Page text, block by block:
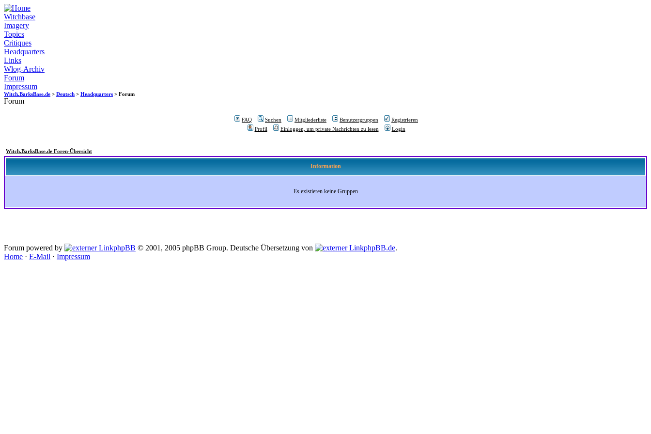
Witchbase
Imagery
Topics
Critiques
Headquarters
Links
Wlog-Archiv
Forum
Impressum
Witch.BarksBase.de > Deutsch > Headquarters > Forum
Forum
FAQ Suchen Mitgliederliste Benutzergruppen
Registrieren
Profil
Einloggen, um private Nachrichten zu lesen Login
Witch.BarksBase.de Foren-Übersicht
Information
Es existieren keine Gruppen
Forum powered by phpBB © 2001, 2005 phpBB Group. Deutsche Übersetzung von phpBB.de.
Home · E-Mail · Impressum